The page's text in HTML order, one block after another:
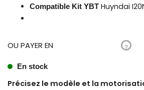
Compatible Kit YBT Huyndai
OU PAYER EN ?
En stock
Précisez le modèle et la